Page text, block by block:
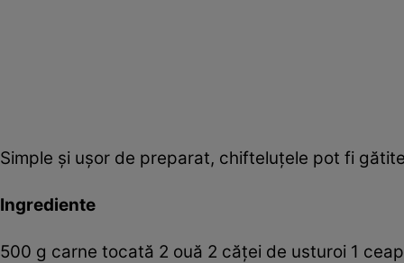
Simple şi uşor de preparat, chifteluţele pot fi
Ingrediente
500 g carne tocată 2 ouă 2 căţei de usturoi 1